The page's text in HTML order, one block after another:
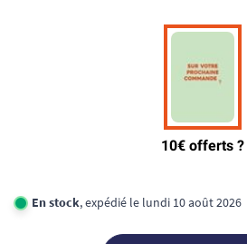
En stock, expédié le lundi 10 août 2026